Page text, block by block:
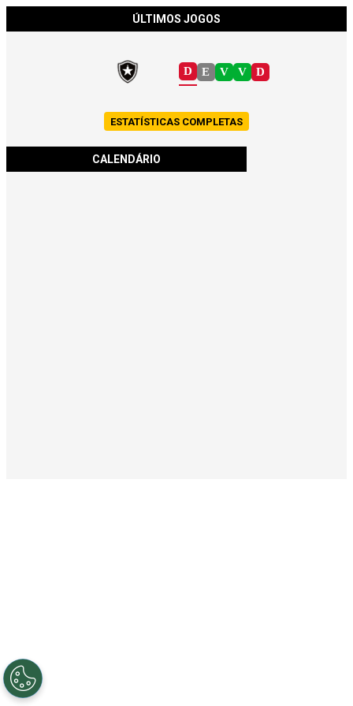
ÚLTIMOS JOGOS
D E V V D
ESTATÍSTICAS COMPLETAS
CALENDÁRIO